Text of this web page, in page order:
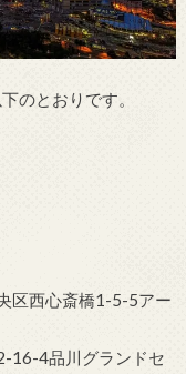
のとおりです。
区西心斎橋1-5-5アー
16-4品川グランドセ